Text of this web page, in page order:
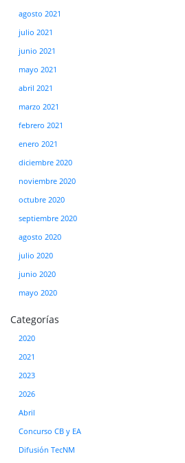
agosto 2021
julio 2021
junio 2021
mayo 2021
abril 2021
marzo 2021
febrero 2021
enero 2021
diciembre 2020
noviembre 2020
octubre 2020
septiembre 2020
agosto 2020
julio 2020
junio 2020
mayo 2020
Categorías
2020
2021
2023
2026
Abril
Concurso CB y EA
Difusión TecNM